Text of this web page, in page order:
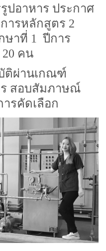
ปอาหาร ประกาศ
ารหลักสูตร 2
ษาที่ 1 ปีการ
คน
ติผ่านเกณฑ์
ร สอบสัมภาษณ์
รคัดเลือก